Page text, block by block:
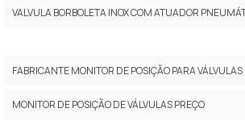
VALVULA BORBOLETA INOX COM ATUADOR
FABRICANTE MONITOR DE POSIÇÃO PARA VÁLVULAS
MONITOR DE POSIÇÃO DE VÁLVULAS PREÇO